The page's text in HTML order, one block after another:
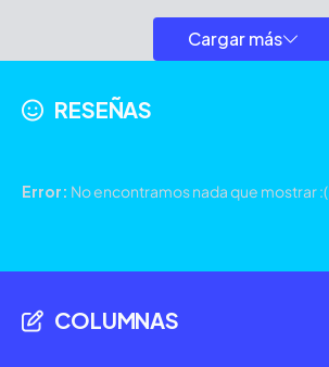
Cargar más
RESEÑAS
Error: No encontramos nada que mostrar :(
COLUMNAS